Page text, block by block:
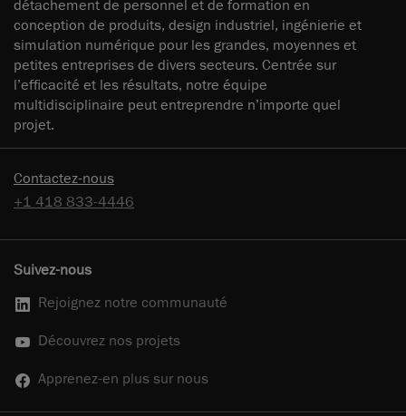
détachement de personnel et de formation en
conception de produits, design industriel, ingénierie et
simulation numérique pour les grandes, moyennes et
petites entreprises de divers secteurs. Centrée sur
l’efficacité et les résultats, notre équipe
multidisciplinaire peut entreprendre n’importe quel
projet.
Contactez-nous
+1 418 833-4446
Suivez-nous
Rejoignez notre communauté
Découvrez nos projets
Apprenez-en plus sur nous